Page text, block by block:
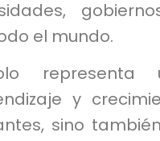
el mundo.
representa
y
sino